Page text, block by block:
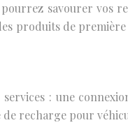
savourer
produits de
: une
recharge pour